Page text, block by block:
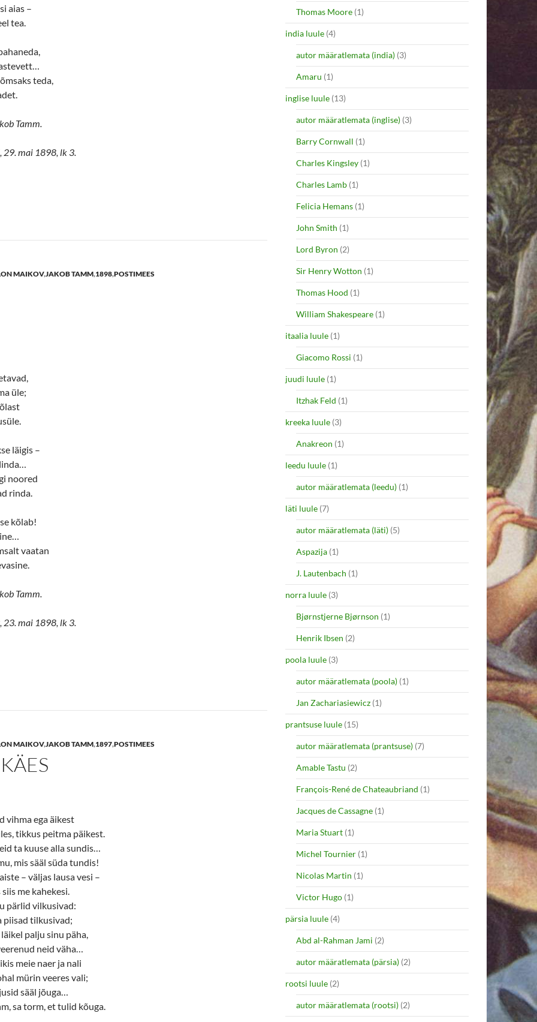
aias –
tea.
teda,
Tamm.
29. mai 1898, lk 3.
MAIKOV,JAKOB TAMM,1898,POSTIMEES
üle;
läigis –
noored
rinda.
kõlab!
vaatan
Tamm.
23. mai 1898, lk 3.
MAIKOV,JAKOB TAMM,1897,POSTIMEES
vihma ega äikest
tikkus peitma päikest.
ta kuuse alla sundis…
mis sääl süda tundis!
– väljas lausa vesi –
me kahekesi.
pärlid vilkusivad:
piisad tilkusivad;
palju sinu päha,
neid väha…
meie naer ja nali
mürin veeres vali;
sääl jõuga…
sa torm, et tulid kõuga.
Thomas Moore (1)
india luule (4)
autor määratlemata (india) (3)
Amaru (1)
inglise luule (13)
autor määratlemata (inglise) (3)
Barry Cornwall (1)
Charles Kingsley (1)
Charles Lamb (1)
Felicia Hemans (1)
John Smith (1)
Lord Byron (2)
Sir Henry Wotton (1)
Thomas Hood (1)
William Shakespeare (1)
itaalia luule (1)
Giacomo Rossi (1)
juudi luule (1)
Itzhak Feld (1)
kreeka luule (3)
Anakreon (1)
leedu luule (1)
autor määratlemata (leedu) (1)
läti luule (7)
autor määratlemata (läti) (5)
Aspazija (1)
J. Lautenbach (1)
norra luule (3)
Bjørnstjerne Bjørnson (1)
Henrik Ibsen (2)
poola luule (3)
autor määratlemata (poola) (1)
Jan Zachariasiewicz (1)
prantsuse luule (15)
autor määratlemata (prantsuse) (7)
Amable Tastu (2)
François-René de Chateaubriand (1)
Jacques de Cassagne (1)
Maria Stuart (1)
Michel Tournier (1)
Nicolas Martin (1)
Victor Hugo (1)
pärsia luule (4)
Abd al-Rahman Jami (2)
autor määratlemata (pärsia) (2)
rootsi luule (2)
autor määratlemata (rootsi) (2)